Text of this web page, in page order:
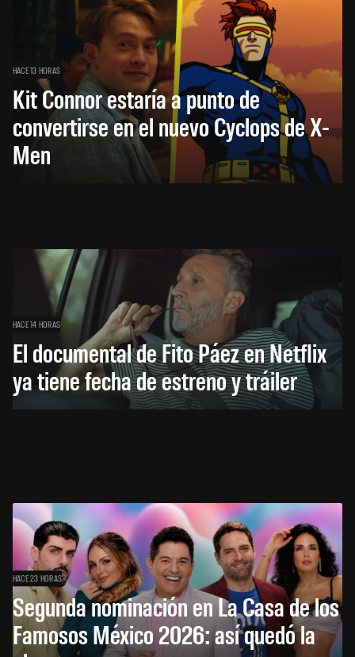
HACE 13 HORAS
Kit Connor estaría a punto de
convertirse en el nuevo Cyclops de X-
Men
HACE 14 HORAS
El documental de Fito Páez en Netflix
ya tiene fecha de estreno y tráiler
HACE 23 HORAS
Segunda nominación en La Casa de los
Famosos México 2026: así quedó la